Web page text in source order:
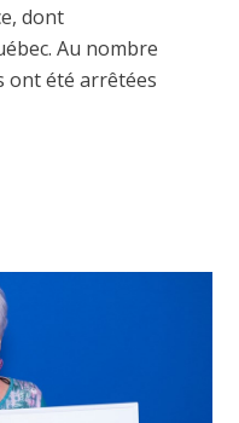
dont
Au nombre
ont été arrêtées